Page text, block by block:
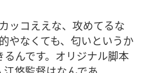
ッコええな、攻めてるな
やなくても、匂いというか
んです。オリジナル脚本